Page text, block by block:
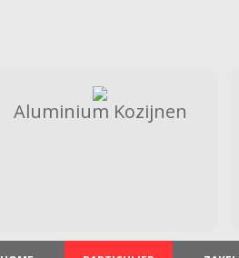
Aluminium Kozijnen